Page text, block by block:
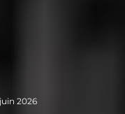
juin 2026